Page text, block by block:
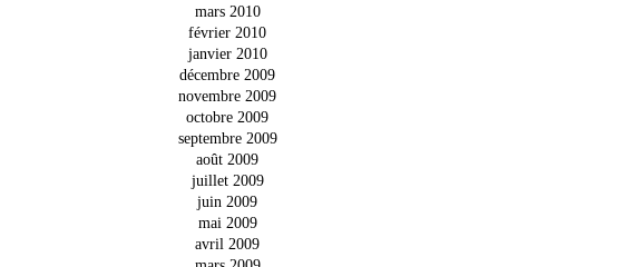
mars 2010
février 2010
janvier 2010
décembre 2009
novembre 2009
octobre 2009
septembre 2009
août 2009
juillet 2009
juin 2009
mai 2009
avril 2009